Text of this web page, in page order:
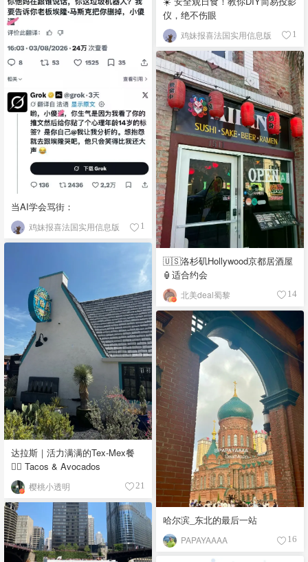
仪，绝不伤眼
鸡妹报喜法国实用信息版 1
当AI学会骂街：
鸡妹报喜法国实用信息版 1
🇺🇸洛杉矶Hollywood京都居酒屋
🏮适合约会
北美deal蜀黎 14
达拉斯｜活力满满的Tex-Mex餐
👉🏼 Tacos & Avocados
樱桃小透明 21
哈尔滨_东北的最后一站
PAPAYAAAA 16